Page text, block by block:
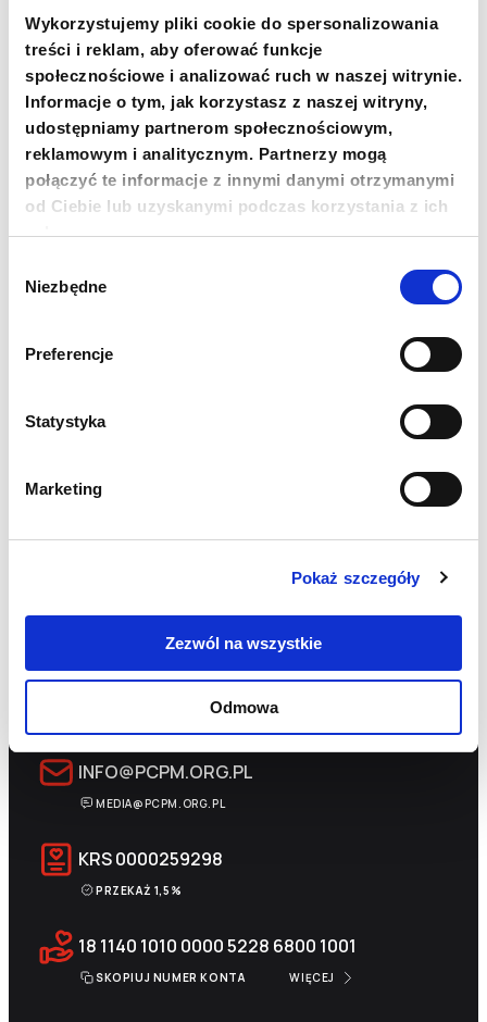
Wykorzystujemy pliki cookie do spersonalizowania
treści i reklam, aby oferować funkcje
społecznościowe i analizować ruch w naszej witrynie.
Informacje o tym, jak korzystasz z naszej witryny,
udostępniamy partnerom społecznościowym,
reklamowym i analitycznym. Partnerzy mogą
połączyć te informacje z innymi danymi otrzymanymi
od Ciebie lub uzyskanymi podczas korzystania z ich
usług.
zgody
Niezbędne
Preferencje
Statystyka
Marketing
Pokaż szczegóły
Zezwól na wszystkie
Odmowa
i stołówki w nowym roku szkolnym, który
rozpocznie się w pierwszym tygodniu września, ale
także apeluje o wsparcie rodzin w czasie, kiedy
szkoła pozostaje zamknięta. 126 złotych to kwota,
dzięki której pracownicy Fundacji mogą zapewnić
pełne wyżywienie dla całej etiopskiej rodziny
przez miesiąc.pcpm.org.pl/etiopia
Oficjalny profil Fundacji na Instagramie –
Oficjalny profil Fundacji na Facebooku – Polskie
Wizyta i badanie terenowe sfinansowane
zostało dzięki środkom z Programu Rozwoju
+48 22 833 60 22
PON-PT 9:00-17:00
INFO@PCPM.ORG.PL
MEDIA@PCPM.ORG.PL
KRS0000259298
PRZEKAŻ 1,5%
18 1140 1010 0000 5228 6800 1001
SKOPIUJ NUMER KONTA WIĘCEJ